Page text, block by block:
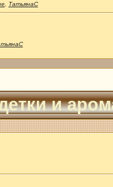
, ТатьянаС
и